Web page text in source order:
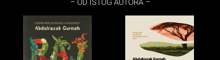
– OD ISTOG AUTORA –